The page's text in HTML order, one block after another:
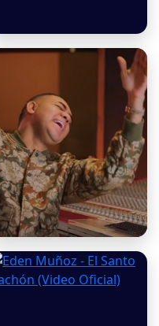
Gusi, Rafa Perez -
Diego Daza, Rolando
Ochoa - De Lejito